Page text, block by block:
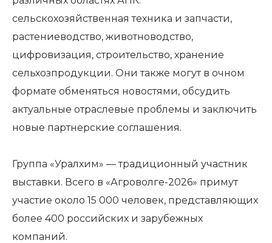
сельскохозяйственная техника и запчасти,
растениеводство, животноводство,
цифровизация, строительство, хранение
сельхозпродукции. Они также могут в очном
формате обменяться новостями, обсудить
актуальные отраслевые проблемы и заключить
новые партнерские соглашения.
Группа «Уралхим» — традиционный участник
выставки. Всего в «Агроволге-2026» примут
участие около 15 000 человек, представляющих
более 400 российских и зарубежных
компаний.